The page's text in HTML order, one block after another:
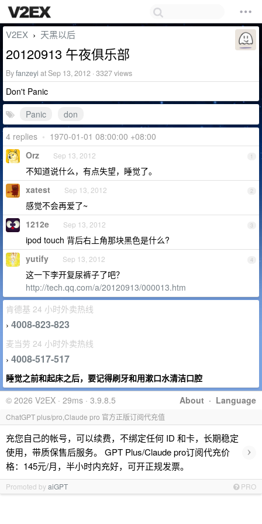
V2EX › 天黑以后
20120913 午夜俱乐部
Byfanzeyi at Sep 13, 2012 · 3327 views
Don't Panic
Panic
don
4 replies • 1970-01-01 08:00:00 +08:00
1
Orz Sep 13, 2012
不知道说什么，有点失望，睡觉了。
2
xatest Sep 13, 2012
感觉不会再爱了~
3
1212e Sep 13, 2012
ipod touch 背后右上角那块黑色是什么?
4
yutify Sep 13, 2012
这一下李开复尿裤子了吧？
http://tech.qq.com/a/20120913/000013.htm
肯德基 24 小时外卖热线
› 4008-823-823
麦当劳 24 小时外卖热线
› 4008-517-517
睡觉之前和起床之后，要记得刷牙和用漱口水清洁口腔
About · Language
© 2026 V2EX · 29ms · 3.9.8.5
ChatGPT plus/pro,Claude pro 官方正版订阅代充值
充您自己的帐号，可以续费，不绑定任何 ID 和卡，长期稳定
使用，带质保售后服务。 GPT Plus/Claude pro订阅代充价
格：145元/月，半小时内充好，可开正规发票。
›
Promoted byaiGPT PRO